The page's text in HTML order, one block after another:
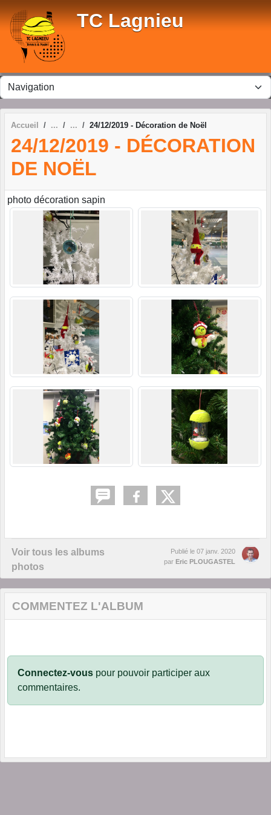
TC Lagnieu
Accueil 24/12/2019 - Décoration de Noël
24/12/2019 - DÉCORATION
DE NOËL
photo décoration sapin
Voir tous les albums
photos
Publié le 07 janv. 2020
par Eric PLOUGASTEL
COMMENTEZ L'ALBUM
Connectez-vous pour pouvoir participer aux
commentaires.